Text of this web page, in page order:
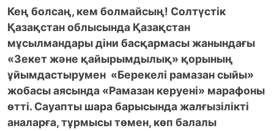
Кең болсаң, кем болмайсың! Солтүстік
Қазақстан облысында Қазақстан
мұсылмандары діни басқармасы жанындағы
«Зекет және қайырымдылық» қорының
ұйымдастырумен «Берекелі рамазан сыйы»
жобасы аясында «Рамазан керуені» марафоны
өтті. Сауапты шара барысында жалғызілікті
аналарға, тұрмысы төмен, көп балалы